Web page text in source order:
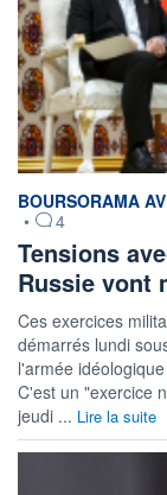
information fournie
BOURSORAMA
•
4
Tensions
Russie vont
Ces exercices
démarrés lundi
l'armée
C'est un "exercice
jeudi ... Lire la suite